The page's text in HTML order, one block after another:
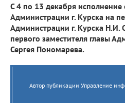
С 4 по 13 декабря исполнение
Администрации г. Курска на
Администрации г. Курска Н.И.
первого заместителя главы
Сергея Пономарева.
Автор публикации Управление